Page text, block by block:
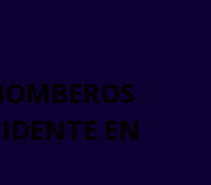
EN